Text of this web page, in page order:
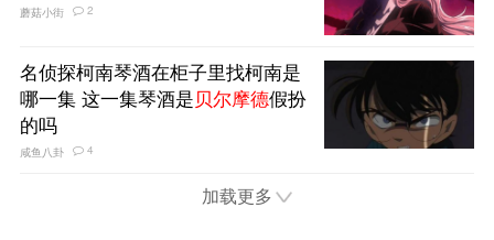
蘑菇小街 2
名侦探柯南琴酒在柜子里找柯南是
哪一集 这一集琴酒是贝尔摩德假扮
的吗
咸鱼八卦 4
加载更多